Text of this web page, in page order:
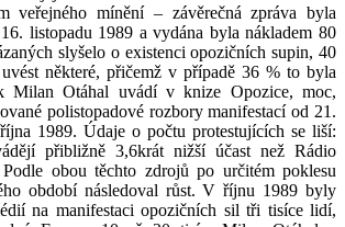
veřejného mínění – závěrečná zpráva byla
listopadu 1989 a vydána byla nákladem 80
slyšelo o existenci opozičních supin, 40
některé, přičemž v případě 36 % to byla
Milan Otáhal uvádí v knize Opozice, moc,
polistopadové rozbory manifestací od 21.
1989. Údaje o počtu protestujících se liší:
přibližně 3,6krát nižší účast než Rádio
obou těchto zdrojů po určitém poklesu
období následoval růst. V říjnu 1989 byly
na manifestaci opozičních sil tři tisíce lidí,